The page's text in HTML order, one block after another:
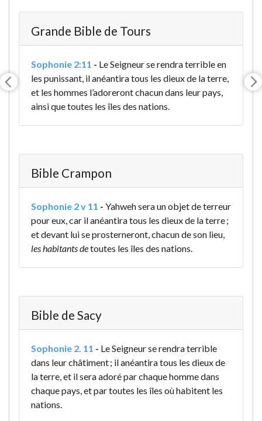
Grande Bible de Tours
Sophonie 2:11 - Le Seigneur se rendra terrible en
les punissant, il anéantira tous les dieux de la terre,
et les hommes l’adoreront chacun dans leur pays,
ainsi que toutes les îles des nations.
Bible Crampon
Sophonie 2 v 11 - Yahweh sera un objet de terreur
pour eux, car il anéantira tous les dieux de la terre ;
et devant lui se prosterneront, chacun de son lieu,
les habitants detoutes les îles des nations.
Bible de Sacy
Sophonie 2. 11 - Le Seigneur se rendra terrible
dans leur châtiment ; il anéantira tous les dieux de
la terre, et il sera adoré par chaque homme dans
chaque pays, et par toutes les îles où habitent les
nations.